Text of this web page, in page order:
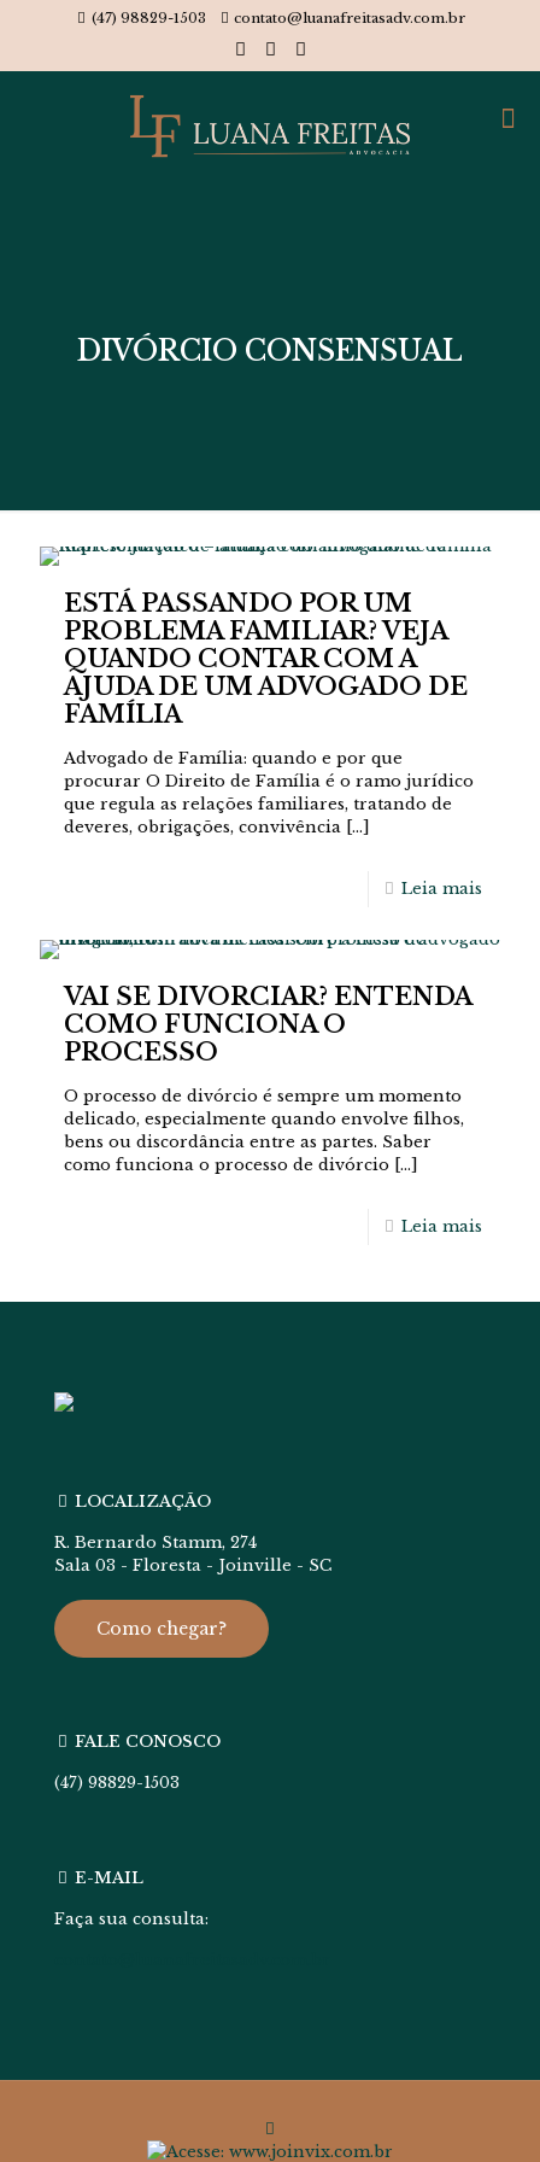
(47) 98829-1503 contato@luanafreitasadv.com.br
DIVÓRCIO CONSENSUAL
ESTÁ PASSANDO POR UM
PROBLEMA FAMILIAR? VEJA
QUANDO CONTAR COM A
AJUDA DE UM ADVOGADO DE
FAMÍLIA
Advogado de Família: quando e por que
procurar O Direito de Família é o ramo jurídico
que regula as relações familiares, tratando de
deveres, obrigações, convivência […]
Leia mais
VAI SE DIVORCIAR? ENTENDA
COMO FUNCIONA O
PROCESSO
O processo de divórcio é sempre um momento
delicado, especialmente quando envolve filhos,
bens ou discordância entre as partes. Saber
como funciona o processo de divórcio […]
Leia mais
LOCALIZAÇÃO
R. Bernardo Stamm, 274
Sala 03 - Floresta - Joinville - SC
Como chegar?
FALE CONOSCO
(47) 98829-1503
E-MAIL
Faça sua consulta: